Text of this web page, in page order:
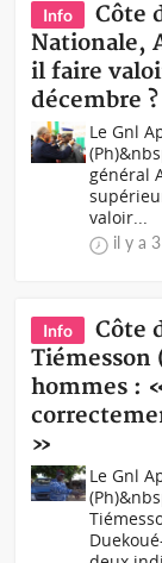
Info
Côte
Nationale,
il faire
décembre ?
Le Gnl
général
valoir...
il y a
Info
Côte
Tiémesson
hommes :
»
Le Gnl